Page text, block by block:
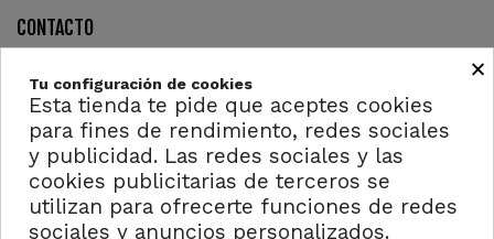
CONTACTO
Copyright ©2023 - Derechos reservados. Design by
4AddicTic
×
Tu configuración de cookies
Esta tienda te pide que aceptes cookies
para fines de rendimiento, redes sociales
y publicidad. Las redes sociales y las
cookies publicitarias de terceros se
utilizan para ofrecerte funciones de redes
sociales y anuncios personalizados.